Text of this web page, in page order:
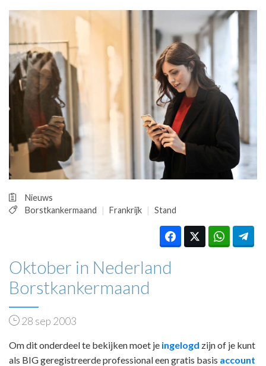
NASCHOLINGEN
DOSSIER
ENQUÊTES
NHG
LHV
OPINIE
HUISARTSENPOST
PRAKTIJKZAKEN
TARIEVEN
VPHUISARTSEN
MEDISCHE VAKHANDEL
REGISTRATIE
Nieuws
Borstkankermaand
Frankrijk Stand
Oktober in Nederland
Borstkankermaand
28 sep 2003
Om dit onderdeel te bekijken moet je ingelogd zijn of je kunt
als BIG geregistreerde professional een gratis basis account